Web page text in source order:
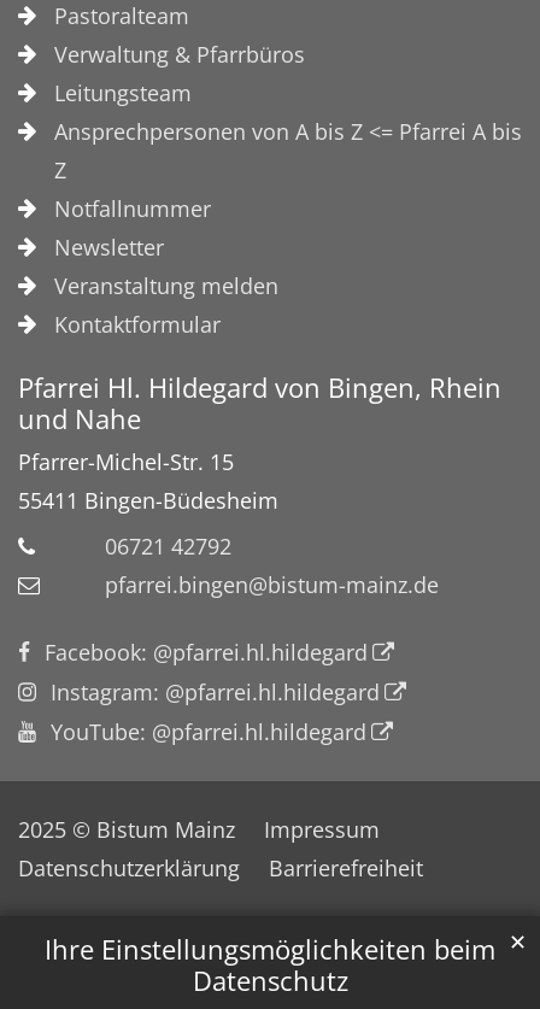
Ihre Einstellungsmöglichkeiten beim
Datenschutz
✕
Pastoralteam
Verwaltung & Pfarrbüros
Leitungsteam
Ansprechpersonen von A bis Z <= Pfarrei A bis
Z
Notfallnummer
Newsletter
Veranstaltung melden
Kontaktformular
Pfarrei Hl. Hildegard von Bingen, Rhein
und Nahe
Pfarrer-Michel-Str. 15
55411 Bingen-Büdesheim
06721 42792
pfarrei.bingen@bistum-mainz.de
Facebook: @pfarrei.hl.hildegard
Instagram: @pfarrei.hl.hildegard
YouTube: @pfarrei.hl.hildegard
2025 © Bistum Mainz
Impressum
Datenschutzerklärung
Barrierefreiheit